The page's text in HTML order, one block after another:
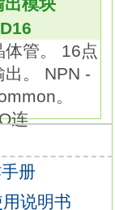
级。
欧姆龙
作业工时。
(可以选择
。
源成本。
体管。 16点
出。 NPN -
。
连
册
说明书